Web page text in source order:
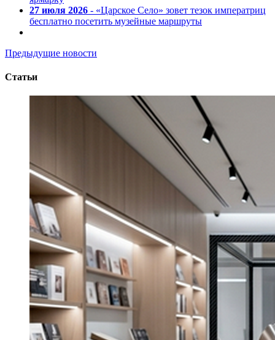
27 июля 2026 - «Царское Село» зовет тезок императриц
бесплатно посетить музейные маршруты
Предыдущие новости
Статьи